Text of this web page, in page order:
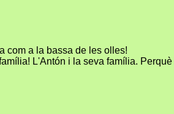
com a la bassa de les olles!
L'Antón i la seva família.